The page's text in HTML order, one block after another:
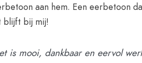
aan hem. Een eerbetoon
blijft bij mij!
is mooi, dankbaar en eervol